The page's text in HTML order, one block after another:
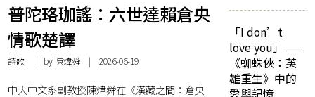
普陀珞珈謠：六世達賴倉央
情歌楚譯
詩歌 | by 陳煒舜 | 2026-06-19
中大中文系副教授陳煒舜在《漢藏之間：倉央
「I don’t
love you」——
《蜘蛛俠：英
雄重生》中的